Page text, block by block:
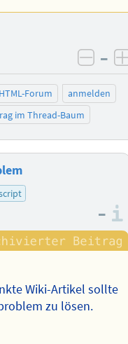
–
Forum
anmelden
im Thread-Baum
–
Wiki-Artikel sollte
zu lösen.